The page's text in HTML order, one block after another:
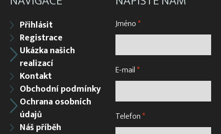
Přihlásit
Registrace
Ukázka našich
realizací
Kontakt
Obchodní podmínky
Ochrana osobních
údajů
Náš příběh
Jméno*
E-mail*
Telefon*